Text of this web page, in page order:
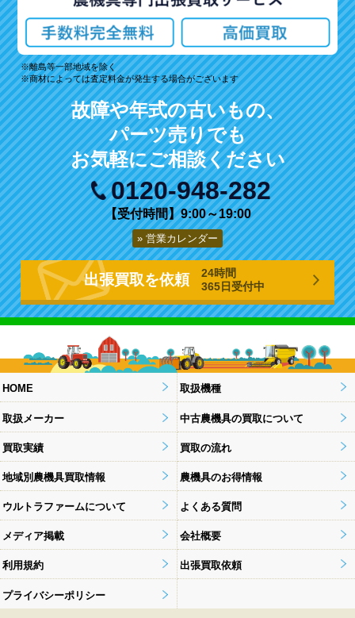
離島等一部地域を除く
商材によっては査定料金が発生する場合がございます
故障や年式の古いもの、
パーツ売りでも
お気軽にご相談ください
0120-948-282
【受付時間】9:00～19:00
営業カレンダー
出張買取を依頼
24時間
365日受付中
HOME 取扱機種
取扱メーカー 中古農機具の買取について
買取実績 買取の流れ
地域別農機具買取情報 農機具のお得情報
ウルトラファームについて よくある質問
メディア掲載 会社概要
利用規約 出張買取依頼
プライバシーポリシー